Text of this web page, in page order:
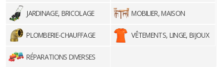
JARDINAGE, BRICOLAGE
MOBILIER, MAISON
PLOMBERIE-CHAUFFAGE VÊTEMENTS, LINGE, BIJOUX
RÉPARATIONS DIVERSES